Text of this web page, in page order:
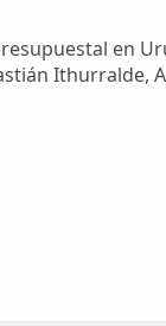
en
Ithurralde,